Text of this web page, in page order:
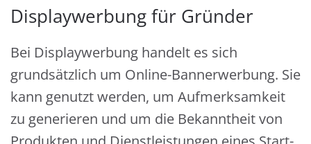
Displaywerbung für Gründer
Bei Displaywerbung handelt es sich
grundsätzlich um Online-Bannerwerbung. Sie
kann genutzt werden, um Aufmerksamkeit
zu generieren und um die Bekanntheit von